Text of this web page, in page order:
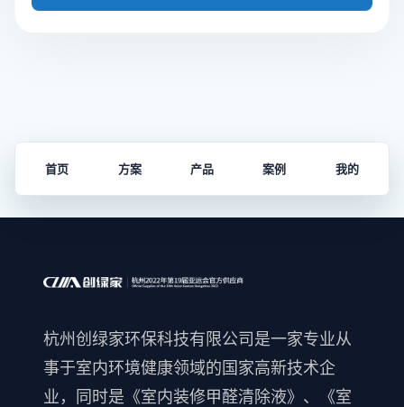
首页 方案 产品 案例 我的
杭州创绿家环保科技有限公司是一家专业从
事于室内环境健康领域的国家高新技术企
业，同时是《室内装修甲醛清除液》、《室